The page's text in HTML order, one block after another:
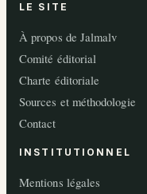
LE SITE
À propos de Jalmalv
Comité éditorial
Charte éditoriale
Sources et méthodologie
Contact
INSTITUTIONNEL
Mentions légales